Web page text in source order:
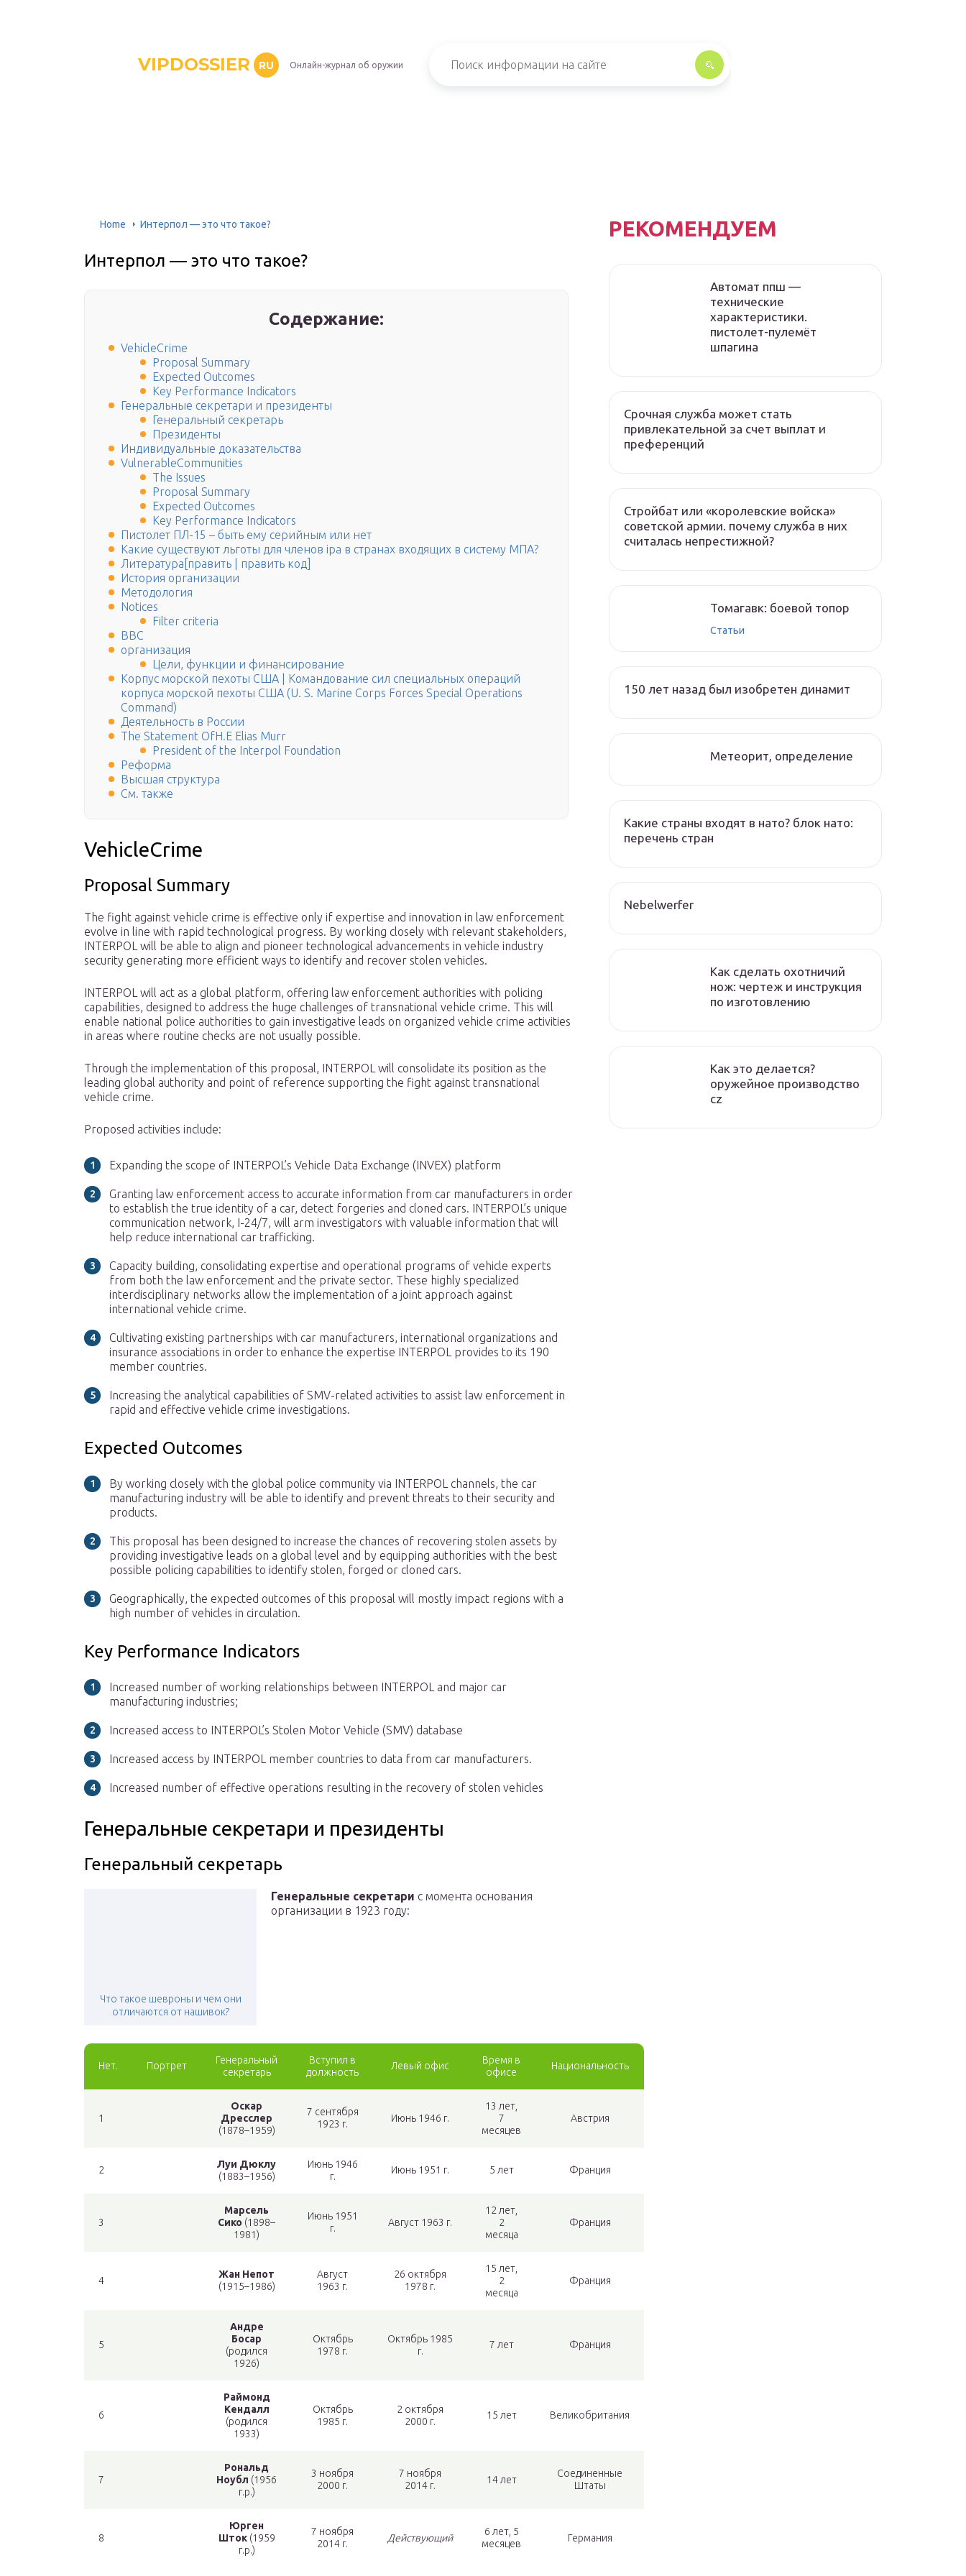
VIPDOSSIER RU Онлайн-журнал об оружии
Home Интерпол — это что такое?
Интерпол — это что такое?
Содержание:
VehicleCrime
Proposal Summary
Expected Outcomes
Key Performance Indicators
Генеральные секретари и президенты
Генеральный секретарь
Президенты
Индивидуальные доказательства
VulnerableCommunities
The Issues
Proposal Summary
Expected Outcomes
Key Performance Indicators
Пистолет ПЛ-15 – быть ему серийным или нет
Какие существуют льготы для членов ipa в странах входящих в систему МПА?
Литература[править | править код]
История организации
Методология
Notices
Filter criteria
ВВС
организация
Цели, функции и финансирование
Корпус морской пехоты США | Командование сил специальных операций
корпуса морской пехоты США (U. S. Marine Corps Forces Special Operations
Command)
Деятельность в России
The Statement OfH.E Elias Murr
President of the Interpol Foundation
Реформа
Высшая структура
См. также
VehicleCrime
Proposal Summary
The fight against vehicle crime is effective only if expertise and innovation in law enforcement
evolve in line with rapid technological progress. By working closely with relevant stakeholders,
INTERPOL will be able to align and pioneer technological advancements in vehicle industry
security generating more efficient ways to identify and recover stolen vehicles.
INTERPOL will act as a global platform, offering law enforcement authorities with policing
capabilities, designed to address the huge challenges of transnational vehicle crime. This will
enable national police authorities to gain investigative leads on organized vehicle crime activities
in areas where routine checks are not usually possible.
Through the implementation of this proposal, INTERPOL will consolidate its position as the
leading global authority and point of reference supporting the fight against transnational
vehicle crime.
Proposed activities include:
Expanding the scope of INTERPOL’s Vehicle Data Exchange (INVEX) platform
Granting law enforcement access to accurate information from car manufacturers in order
to establish the true identity of a car, detect forgeries and cloned cars. INTERPOL’s unique
communication network, I-24/7, will arm investigators with valuable information that will
help reduce international car trafficking.
Capacity building, consolidating expertise and operational programs of vehicle experts
from both the law enforcement and the private sector. These highly specialized
interdisciplinary networks allow the implementation of a joint approach against
international vehicle crime.
Cultivating existing partnerships with car manufacturers, international organizations and
insurance associations in order to enhance the expertise INTERPOL provides to its 190
member countries.
Increasing the analytical capabilities of SMV-related activities to assist law enforcement in
rapid and effective vehicle crime investigations.
Expected Outcomes
By working closely with the global police community via INTERPOL channels, the car
manufacturing industry will be able to identify and prevent threats to their security and
products.
This proposal has been designed to increase the chances of recovering stolen assets by
providing investigative leads on a global level and by equipping authorities with the best
possible policing capabilities to identify stolen, forged or cloned cars.
Geographically, the expected outcomes of this proposal will mostly impact regions with a
high number of vehicles in circulation.
Key Performance Indicators
Increased number of working relationships between INTERPOL and major car
manufacturing industries;
Increased access to INTERPOL’s Stolen Motor Vehicle (SMV) database
Increased access by INTERPOL member countries to data from car manufacturers.
Increased number of effective operations resulting in the recovery of stolen vehicles
Генеральные секретари и президенты
Генеральный секретарь
Что такое шевроны и чем они
отличаются от нашивок?
Генеральные секретари с момента основания
организации в 1923 году:
Нет. Портрет
Генеральный
секретарь
Вступил в
должность
Левый офис
Время в
офисе
Национальность
1
Оскар
Дресслер
(1878–1959)
7 сентября
1923 г.
Июнь 1946 г.
13 лет,
7
месяцев
Австрия
2
Луи Дюклу
(1883–1956)
Июнь 1946
г.
Июнь 1951 г. 5 лет Франция
3
Марсель
Сико (1898–
1981)
Июнь 1951
г.
Август 1963 г.
12 лет,
2
месяца
Франция
4
Жан Непот
(1915–1986)
Август
1963 г.
26 октября
1978 г.
15 лет,
2
месяца
Франция
5
Андре
Босар
(родился
1926)
Октябрь
1978 г.
Октябрь 1985
г.
7 лет Франция
6
Раймонд
Кендалл
(родился
1933)
Октябрь
1985 г.
2 октября
2000 г.
15 лет Великобритания
7
Рональд
Ноубл (1956
г.р.)
3 ноября
2000 г.
7 ноября
2014 г.
14 лет
Соединенные
Штаты
8
Юрген
Шток (1959
г.р.)
7 ноября
2014 г.
Действующий
6 лет, 5
месяцев
Германия
РЕКОМЕНДУЕМ
Автомат ппш —
технические
характеристики.
пистолет-пулемёт
шпагина
Срочная служба может стать
привлекательной за счет выплат и
преференций
Стройбат или «королевские войска»
советской армии. почему служба в них
считалась непрестижной?
Томагавк: боевой топор
Статьи
150 лет назад был изобретен динамит
Метеорит, определение
Какие страны входят в нато? блок нато:
перечень стран
Nebelwerfer
Как сделать охотничий
нож: чертеж и инструкция
по изготовлению
Как это делается?
оружейное производство
cz